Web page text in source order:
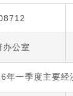
公室
年一季度主要经